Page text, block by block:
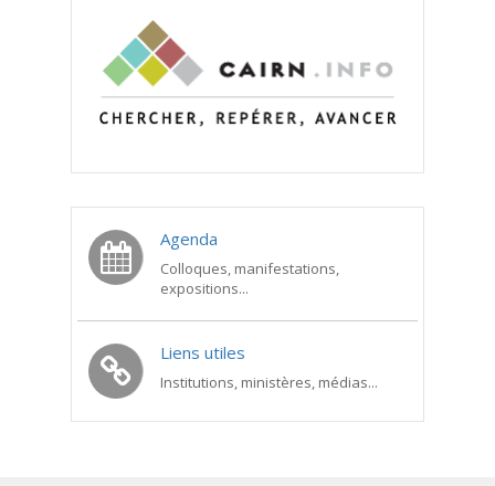
Agenda
Colloques, manifestations,
expositions...
Liens utiles
Institutions, ministères, médias...